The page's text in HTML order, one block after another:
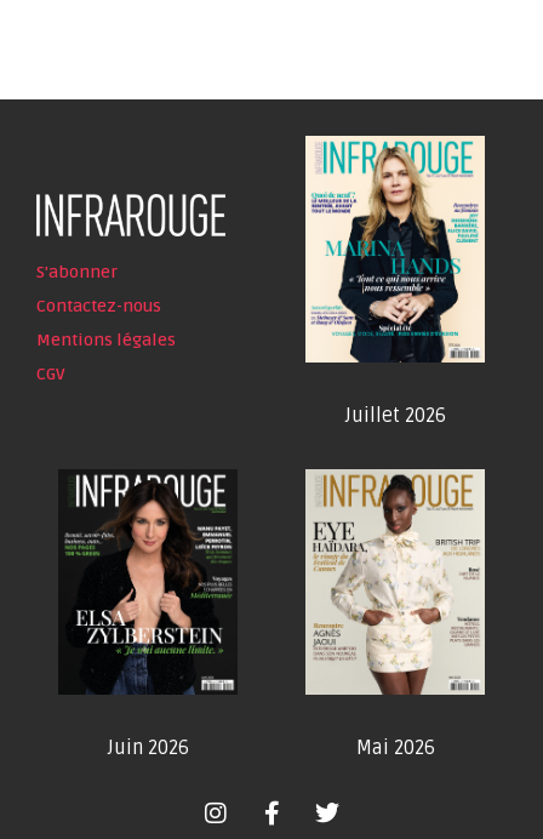
S'abonner
Contactez-nous
Mentions légales
CGV
Juillet 2026
Juin 2026 Mai 2026